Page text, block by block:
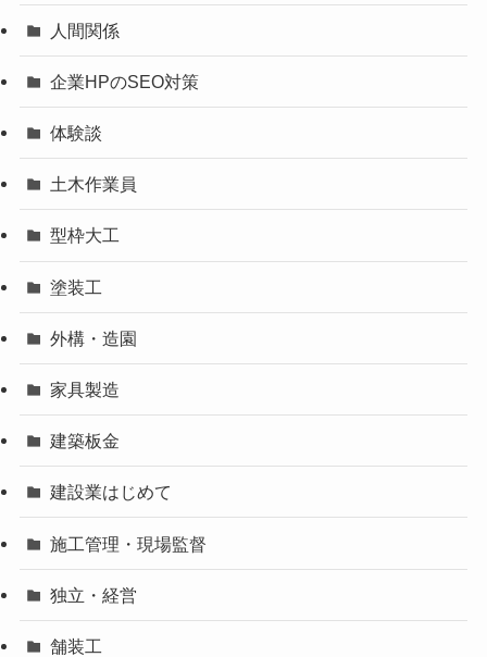
人間関係
企業HPのSEO対策
体験談
土木作業員
型枠大工
塗装工
外構・造園
家具製造
建築板金
建設業はじめて
施工管理・現場監督
独立・経営
舗装工